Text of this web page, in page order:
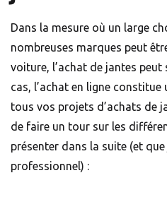
Dans la mesure où un large
nombreuses marques peut
voiture, l’achat de jantes peut
cas, l’achat en ligne
tous vos projets d’achats de
de faire un tour sur les
présenter dans la suite (et
professionnel) :